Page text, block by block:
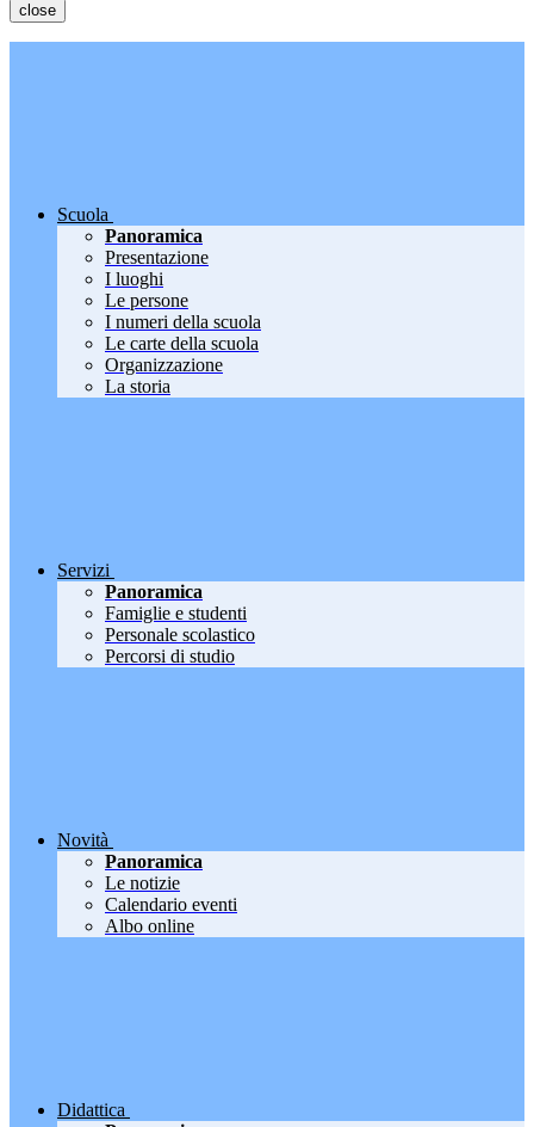
close
Scuola
Panoramica
Presentazione
I luoghi
Le persone
I numeri della scuola
Le carte della scuola
Organizzazione
La storia
Servizi
Panoramica
Famiglie e studenti
Personale scolastico
Percorsi di studio
Novità
Panoramica
Le notizie
Calendario eventi
Albo online
Didattica